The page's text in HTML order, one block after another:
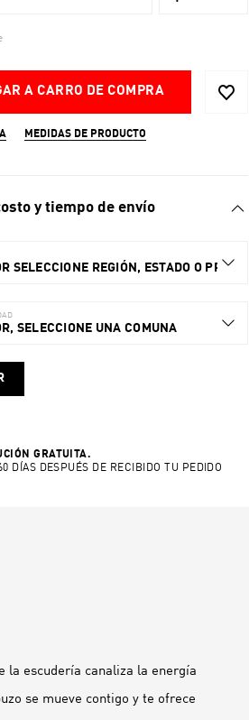
A CARRO DE COMPRA
MEDIDAS DE PRODUCTO
y tiempo de envío
SELECCIONE REGIÓN, ESTADO O
SELECCIONE UNA COMUNA
GRATUITA.
DÍAS DESPUÉS DE RECIBIDO TU PEDIDO
la escudería canaliza la energía
se mueve contigo y te ofrece